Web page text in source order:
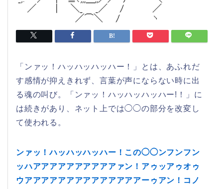
「ンァッ！ハッハッハッハー！」とは、あふれだ
す感情が抑えきれず、言葉が声にならない時に出
る魂の叫び。「ンァッ！ハッハッハッハー!！」に
は続きがあり、ネット上では◯◯の部分を改変し
て使われる。
ンァッ！ハッハッハッハー！この◯◯ンフンフン
ッハアアアアアアアアアアァン！アゥッアゥオゥ
ウアアアアアアアアアアアアアアーゥアン！コノ